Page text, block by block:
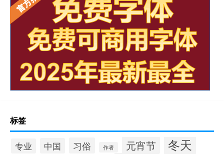
标签
专业 中国 习俗 作者 元宵节 冬天